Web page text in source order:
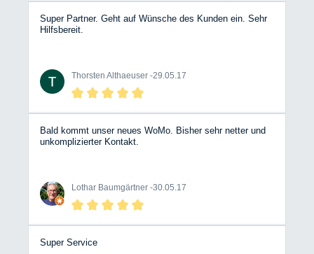
Super Partner. Geht auf Wünsche des Kunden ein. Sehr
Hilfsbereit.
Thorsten Althaeuser -29.05.17
Bald kommt unser neues WoMo. Bisher sehr netter und
unkomplizierter Kontakt.
Lothar Baumgärtner -30.05.17
Super Service